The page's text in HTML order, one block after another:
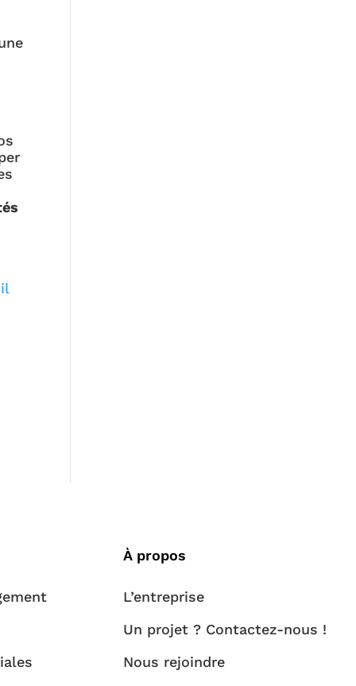
À propos
L’entreprise
Un projet ? Contactez-nous !
Nous rejoindre